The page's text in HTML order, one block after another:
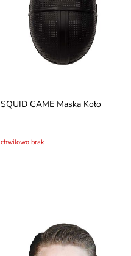
SQUID GAME Maska Koło
chwilowo brak